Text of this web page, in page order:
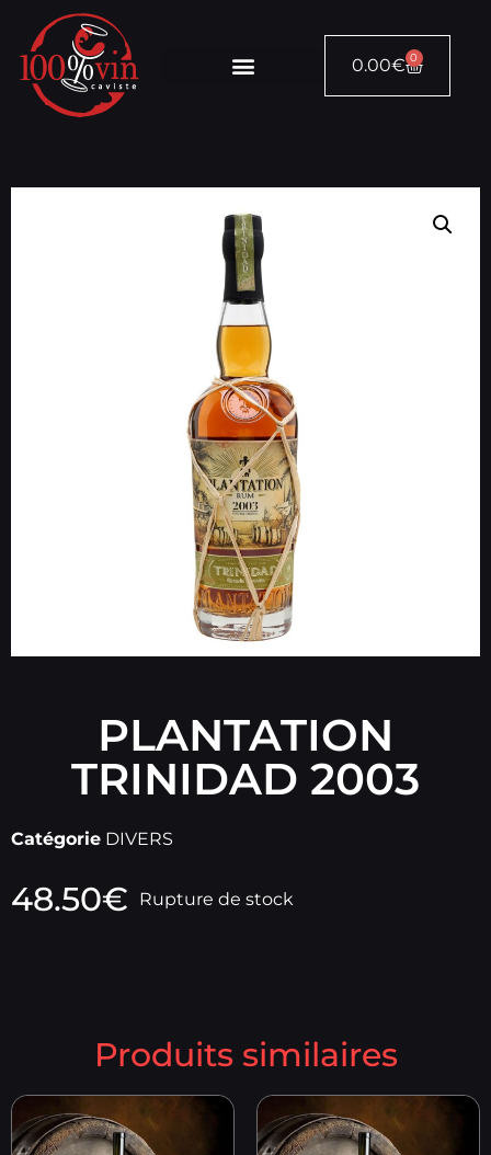
0.00€ 0
PLANTATION
TRINIDAD 2003
Catégorie DIVERS
48.50€ Rupture de stock
Produits similaires